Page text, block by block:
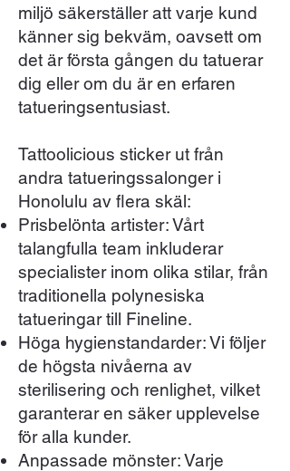
miljö säkerställer att varje kund
känner sig bekväm, oavsett om
det är första gången du tatuerar
dig eller om du är en erfaren
tatueringsentusiast.
Tattoolicious sticker ut från
andra tatueringssalonger i
Honolulu av flera skäl:
Prisbelönta artister: Vårt
talangfulla team inkluderar
specialister inom olika stilar, från
traditionella polynesiska
tatueringar till Fineline.
Höga hygienstandarder: Vi följer
de högsta nivåerna av
sterilisering och renlighet, vilket
garanterar en säker upplevelse
för alla kunder.
Anpassade mönster: Varje